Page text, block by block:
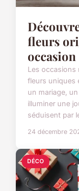
fleurs
occasion
Les occasions
fleurs uniques
un mariage,
illuminer une
séduisent par
24 décembre
DÉCO